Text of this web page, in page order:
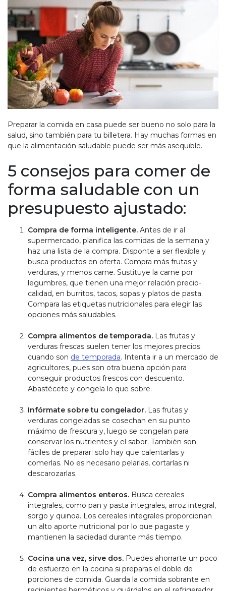
Preparar la comida en casa puede ser bueno no solo para la
salud, sino también para tu billetera. Hay muchas formas en
que la alimentación saludable puede ser más asequible.
5 consejos para comer de
forma saludable con un
presupuesto ajustado:
Compra de forma inteligente. Antes de ir al
supermercado, planifica las comidas de la semana y
haz una lista de la compra. Disponte a ser flexible y
busca productos en oferta. Compra más frutas y
verduras, y menos carne. Sustituye la carne por
legumbres, que tienen una mejor relación precio-
calidad, en burritos, tacos, sopas y platos de pasta.
Compara las etiquetas nutricionales para elegir las
opciones más saludables.
Compra alimentos de temporada. Las frutas y
verduras frescas suelen tener los mejores precios
cuando son de temporada. Intenta ir a un mercado de
agricultores, pues son otra buena opción para
conseguir productos frescos con descuento.
Abastécete y congela lo que sobre.
Infórmate sobre tu congelador. Las frutas y
verduras congeladas se cosechan en su punto
máximo de frescura y, luego se congelan para
conservar los nutrientes y el sabor. También son
fáciles de preparar: solo hay que calentarlas y
comerlas. No es necesario pelarlas, cortarlas ni
descarozarlas.
Compra alimentos enteros. Busca cereales
integrales, como pan y pasta integrales, arroz integral,
sorgo y quinoa. Los cereales integrales proporcionan
un alto aporte nutricional por lo que pagaste y
mantienen la saciedad durante más tiempo.
Cocina una vez, sirve dos. Puedes ahorrarte un poco
de esfuerzo en la cocina si preparas el doble de
porciones de comida. Guarda la comida sobrante en